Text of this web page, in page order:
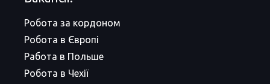
Робота за кордоном
Робота в Європі
Работа в Польше
Робота в Чехії